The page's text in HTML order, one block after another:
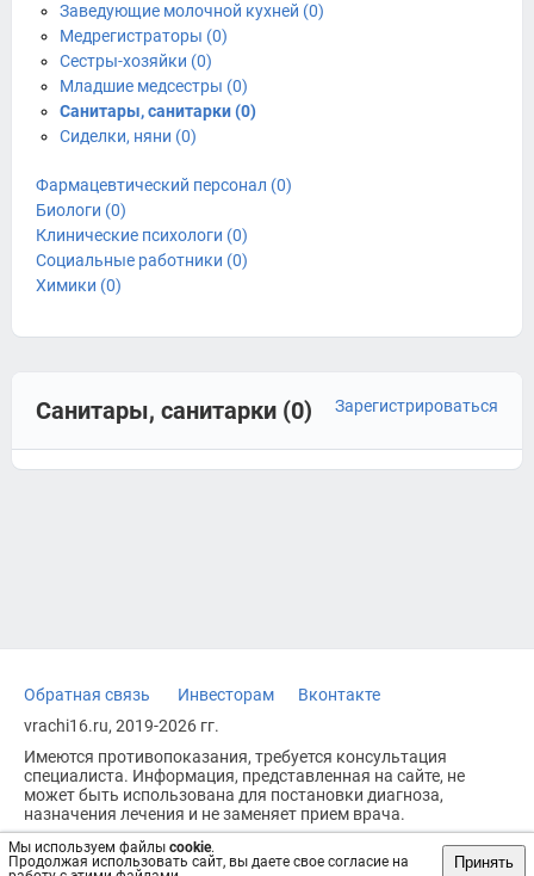
Мы используем файлы cookie.
Продолжая использовать сайт, вы даете свое согласие на
Принять
Заведующие молочной кухней (0)
Медрегистраторы (0)
Сестры-хозяйки (0)
Младшие медсестры (0)
Санитары, санитарки (0)
Сиделки, няни (0)
Фармацевтический персонал (0)
Биологи (0)
Клинические психологи (0)
Социальные работники (0)
Химики (0)
Санитары, санитарки (0) Зарегистрироваться
Обратная связь Инвесторам
Вконтакте
vrachi16.ru, 2019-2026 гг.
Имеются противопоказания, требуется консультация
специалиста. Информация, представленная на сайте, не
может быть использована для постановки диагноза,
назначения лечения и не заменяет прием врача.
Возрастное ограничение: 18+